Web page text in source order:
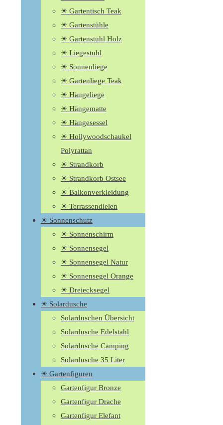
☀ Gartentisch Teak
☀ Gartenstühle
☀ Gartenstuhl Holz
☀ Liegestuhl
☀ Sonnenliege
☀ Gartenliege Teak
☀ Hängeliege
☀ Hängematte
☀ Hängesessel
☀ Hollywoodschaukel
Polyrattan
☀ Strandkorb
☀ Strandkorb Ostsee
☀ Balkonverkleidung
☀ Terrassendielen
☀ Sonnenschutz
☀ Sonnenschirm
☀ Sonnensegel
☀ Sonnensegel Natur
☀ Sonnensegel Orange
☀ Dreiecksegel
☀ Solardusche
Solarduschen Übersicht
Solardusche Edelstahl
Solardusche Camping
Solardusche 35 Liter
☀ Gartenfiguren
Gartenfigur Bronze
Gartenfigur Drache
Gartenfigur Elefant